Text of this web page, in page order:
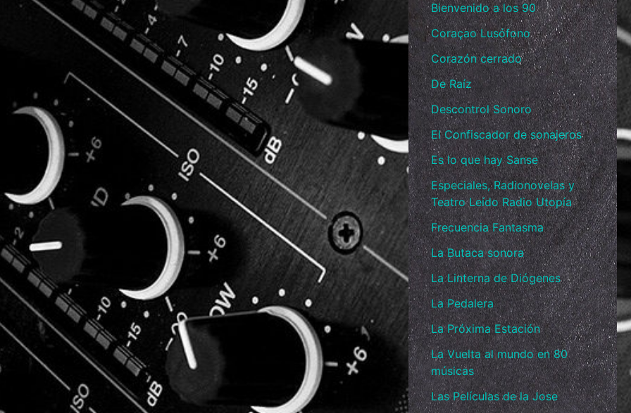
Bienvenido a los 90
Coraçao Lusófono
Corazón cerrado
De Raíz
Descontrol Sonoro
El Confiscador de sonajeros
Es lo que hay Sanse
Especiales, Radionovelas y
Teatro Leído Radio Utopía
Frecuencia Fantasma
La Butaca sonora
La Linterna de Diógenes
La Pedalera
La Próxima Estación
La Vuelta al mundo en 80
músicas
Las Películas de la Jose